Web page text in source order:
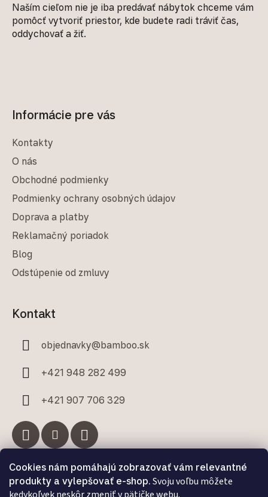
Cookies nám pomáhajú zobrazovať vám relevantné
produkty a vylepšovať e-shop. Svoju voľbu môžete
Naším cieľom nie je iba predávať nábytok chceme vám
pomôcť vytvoriť priestor, kde budete radi tráviť čas,
oddychovať a žiť.
Informácie pre vás
Kontakty
O nás
Obchodné podmienky
Podmienky ochrany osobných údajov
Doprava a platby
Reklamačný poriadok
Blog
Odstúpenie od zmluvy
Kontakt
objednavky@bamboo.sk
+421 948 282 499
+421 907 706 329
Facebook